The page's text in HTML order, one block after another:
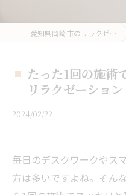
愛知県岡崎市のリラクゼーションならMUCHA SUERTE
たった1回の施術
リラクゼーション
2024/02/22
毎日のデスクワークやス
方は多いですよね。そん